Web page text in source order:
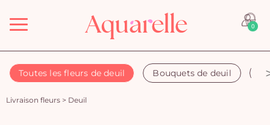
Menu 0
Toutes les fleurs de deuil Bouquets de deuil
Livraison fleurs > Deuil